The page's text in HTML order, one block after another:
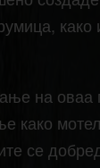
на
како
се